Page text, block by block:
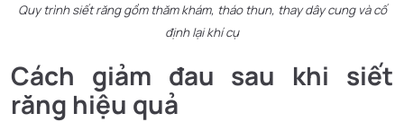
Quy trình siết răng gồm thăm khám, tháo thun, thay dây cung và cố
định lại khí cụ
Cách giảm đau sau khi siết
răng hiệu quả